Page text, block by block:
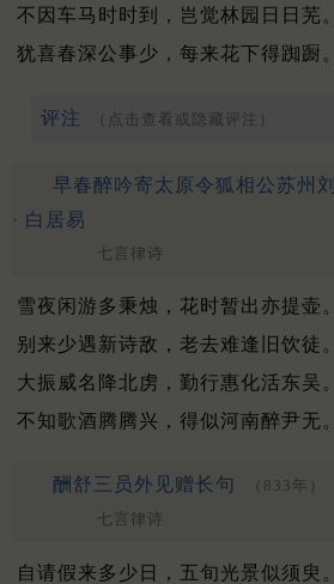
不因车马时时到，岂觉林园日日芜。
犹喜春深公事少，每来花下得踟蹰。
评注 （点击查看或隐藏评注）
早春醉吟寄太原令狐相公苏州
· 白居易
七言律诗
雪夜闲游多秉烛，花时暂出亦提壶。
别来少遇新诗敌，老去难逢旧饮徒。
大振威名降北虏，勤行惠化活东吴。
不知歌酒腾腾兴，得似河南醉尹无。
酬舒三员外见赠长句 （833年）
七言律诗
自请假来多少日，五旬光景似须臾。